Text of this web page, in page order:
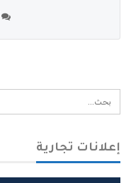
إعلانات تجارية